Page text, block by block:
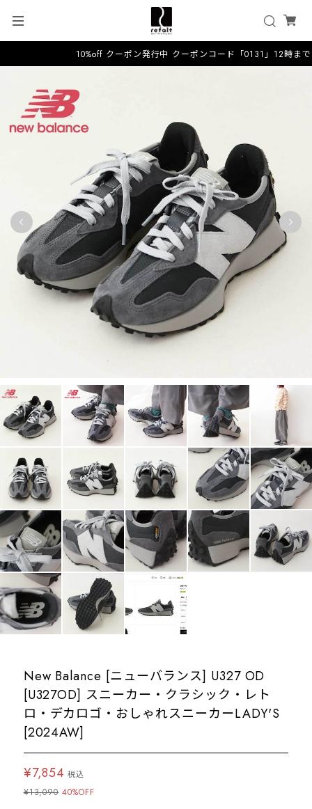
10%off クーポン発行中 クーポンコード「0131」12時ま
New Balance [ニューバランス] U327 OD
[U327OD] スニーカー・クラシック・レト
ロ・デカロゴ・おしゃれスニーカーLADY'S
[2024AW]
¥7,854 税込
¥13,090 40%OFF